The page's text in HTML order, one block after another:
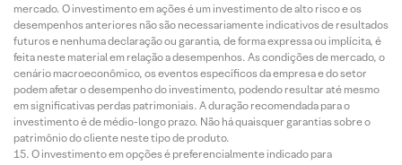
mercado. O investimento em ações é um investimento de alto risco e os
desempenhos anteriores não são necessariamente indicativos de resultados
futuros e nenhuma declaração ou garantia, de forma expressa ou implícita, é
feita neste material em relação a desempenhos. As condições de mercado, o
cenário macroeconômico, os eventos específicos da empresa e do setor
podem afetar o desempenho do investimento, podendo resultar até mesmo
em significativas perdas patrimoniais. A duração recomendada para o
investimento é de médio-longo prazo. Não há quaisquer garantias sobre o
patrimônio do cliente neste tipo de produto.
O investimento em opções é preferencialmente indicado para